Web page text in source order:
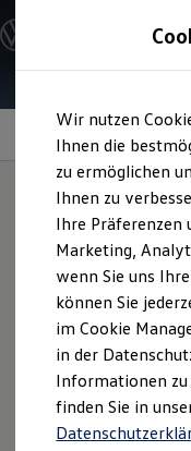
Hauptinhalt
springen
Footer
springen
Modelle und
Konfigurator
Modelle
Elektroautos
ENERGY
SUV und CUV
Kombis
Sportwagen
Schnell
Angebote und
Aktuelle
E-Auto-
Volkswagen
Die ENERGY
Junge
Unisex
Unisex
Diagonale
Taschen verleihen
Note – nicht nur
Sweatshirt bietet viel
Elasthan-Anteils von
Wir nutzen
Ihnen die
zu ermöglichen
Ihnen zu
Ihre Präferenzen
Marketing,
wenn Sie uns
können Sie
im Cookie
in der
Informationen zu
finden Sie in